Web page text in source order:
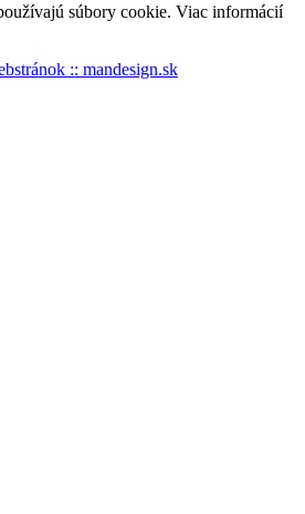
súbory cookie. Viac informácií